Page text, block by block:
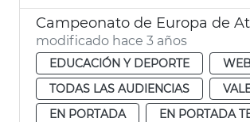
Campeonato de Europa de
modificado hace 3 años
EDUCACIÓN Y DEPORTE
TODAS LAS AUDIENCIAS
EN PORTADA
EN PORTADA